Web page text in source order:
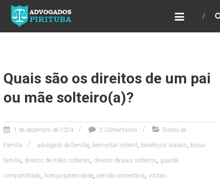
ADVOGADOS PIRITUBA
Precisando de advogado? Entre em contato!
Fazemos toda a assessoria que você
Quais são os direitos de um pai
ou mãe solteiro(a)?
1 de dezembro de 2024 2 Comentários Direito de
Família advogado de família, bem-estar infantil , benefícios sociais, bolsa
família, direitos de mães solteiras, direitos de pais solteiros, guarda
compartilhada, licença-paternidade, pensão alimentícia, visitas